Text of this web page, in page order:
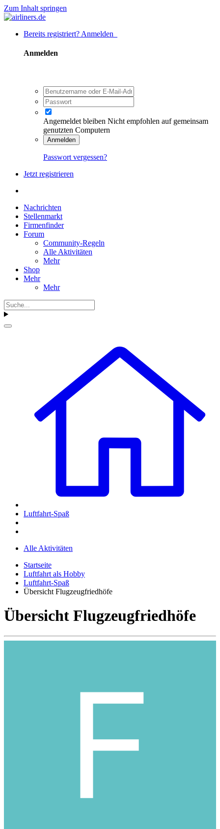
Zum Inhalt springen
Bereits registriert? Anmelden
Anmelden
Angemeldet bleiben Nicht empfohlen auf gemeinsam
genutzten Computern
Anmelden
Passwort vergessen?
Jetzt registrieren
Nachrichten
Stellenmarkt
Firmenfinder
Forum
Community-Regeln
Alle Aktivitäten
Mehr
Shop
Mehr
Mehr
Luftfahrt-Spaß
Alle Aktivitäten
Startseite
Luftfahrt als Hobby
Luftfahrt-Spaß
Übersicht Flugzeugfriedhöfe
Übersicht Flugzeugfriedhöfe